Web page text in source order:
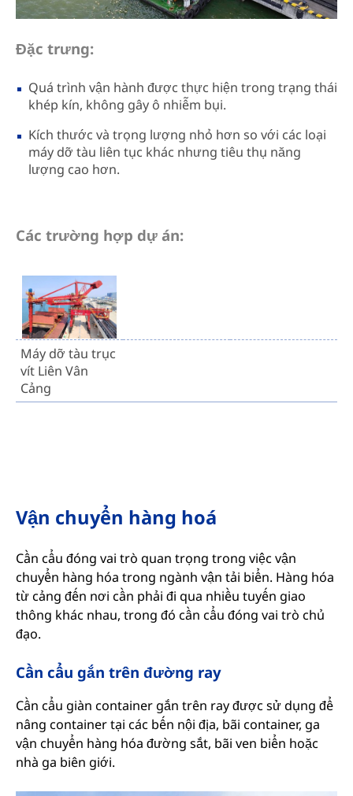
Đặc trưng:
Quá trình vận hành được thực hiện trong trạng thái
khép kín, không gây ô nhiễm bụi.
Kích thước và trọng lượng nhỏ hơn so với các loại
máy dỡ tàu liên tục khác nhưng tiêu thụ năng
lượng cao hơn.
Các trường hợp dự án:
Máy dỡ tàu trục
vít Liên Vân
Cảng
Vận chuyển hàng hoá
Cần cẩu đóng vai trò quan trọng trong việc vận
chuyển hàng hóa trong ngành vận tải biển. Hàng hóa
từ cảng đến nơi cần phải đi qua nhiều tuyến giao
thông khác nhau, trong đó cần cẩu đóng vai trò chủ
đạo.
Cần cẩu gắn trên đường ray
Cần cẩu giàn container gắn trên ray được sử dụng để
nâng container tại các bến nội địa, bãi container, ga
vận chuyển hàng hóa đường sắt, bãi ven biển hoặc
nhà ga biên giới.